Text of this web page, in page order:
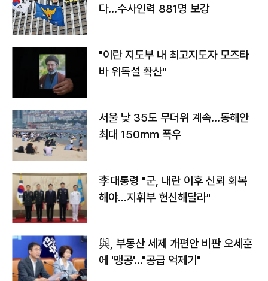
다…수사인력 881명 보강
"이란 지도부 내 최고지도자 모즈타
바 위독설 확산"
서울 낮 35도 무더위 계속…동해안
최대 150㎜ 폭우
李대통령 "군, 내란 이후 신뢰 회복
해야…지휘부 헌신해달라"
與, 부동산 세제 개편안 비판 오세훈
에 '맹공'…"공급 억제기"